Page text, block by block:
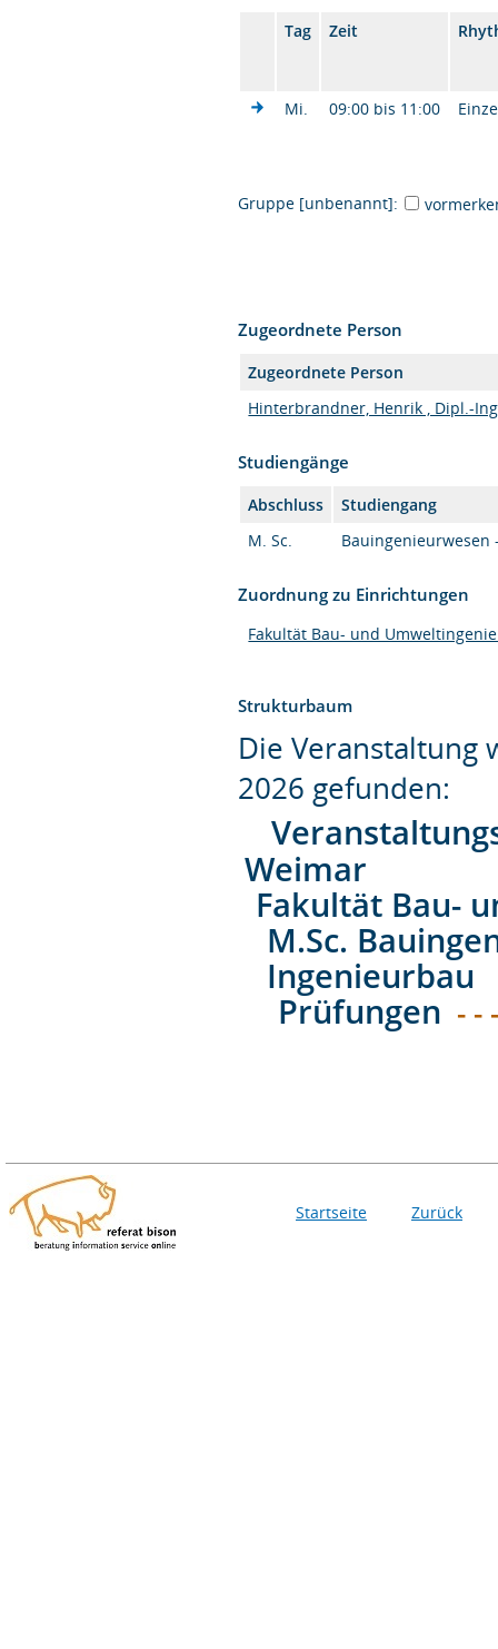
Tag Zeit
Mi. 09:00 bis 11:00
Gruppe [unbenannt]:
Zugeordnete Person
Zugeordnete Person
Hinterbrandner, Henrik , Dipl.-
Studiengänge
Abschluss
Studiengang
M. Sc.
Bauingenieurwesen
Zuordnung zu Einrichtungen
Fakultät Bau- und
Strukturbaum
Die Veranstaltung
2026 gefunden:
Weimar
Fakultät Bau-
M.Sc.
Ingenieurbau
Prüfungen - -
Startseite Zurück